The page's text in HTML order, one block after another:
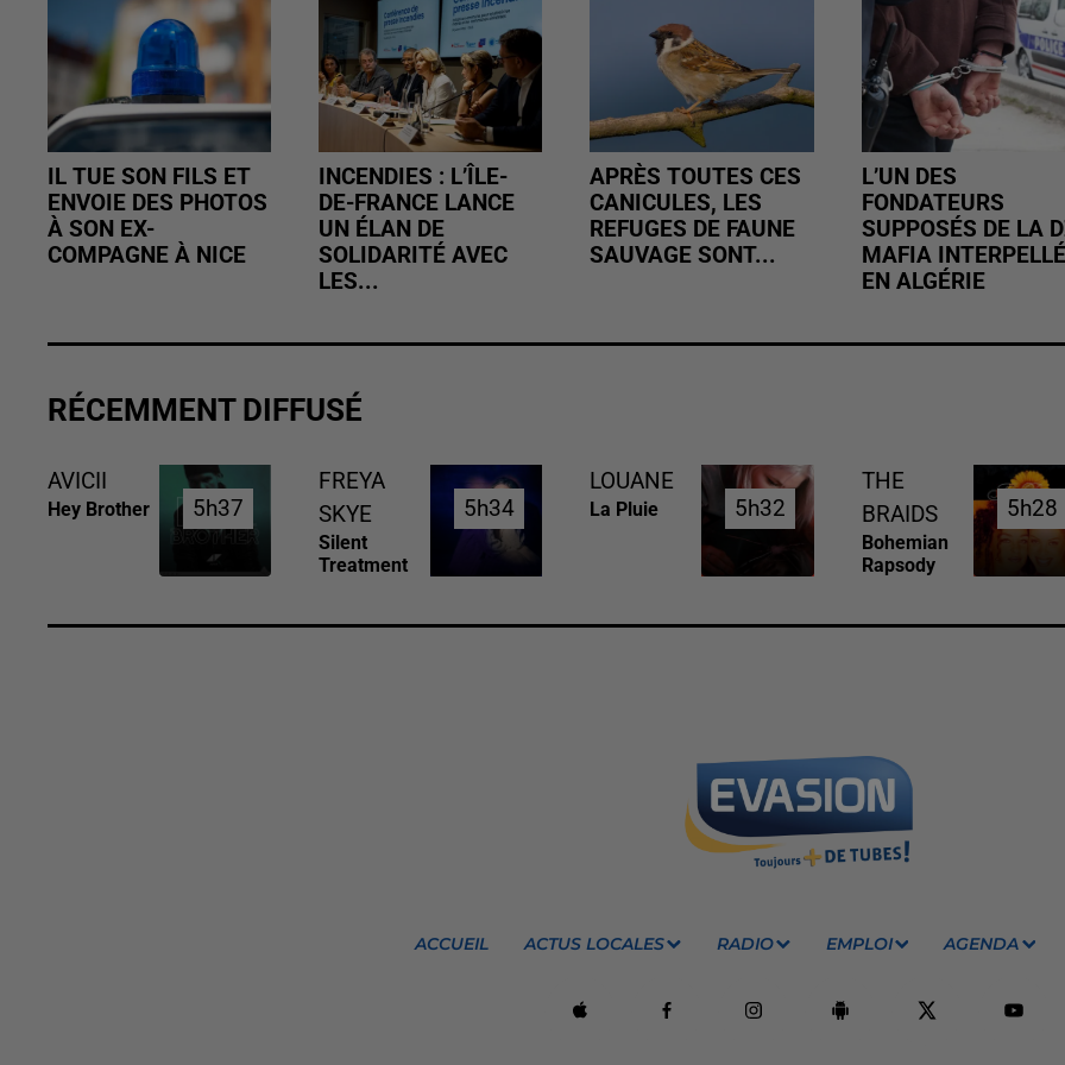
IL TUE SON FILS ET
ENVOIE DES PHOTOS
À SON EX-
COMPAGNE À NICE
INCENDIES : L’ÎLE-
DE-FRANCE LANCE
UN ÉLAN DE
SOLIDARITÉ AVEC
LES...
APRÈS TOUTES CES
CANICULES, LES
REFUGES DE FAUNE
SAUVAGE SONT...
L’UN DES
FONDATEURS
SUPPOSÉS DE LA
MAFIA INTERPELLÉ
EN ALGÉRIE
RÉCEMMENT DIFFUSÉ
AVICII
Hey Brother 5h37
5h37
FREYA
SKYE
Silent
Treatment
5h34
5h34
LOUANE
La Pluie 5h32
5h32
THE
BRAIDS
Bohemian
Rapsody
5h28
5h28
ACCUEIL ACTUS LOCALES RADIO EMPLOI AGENDA